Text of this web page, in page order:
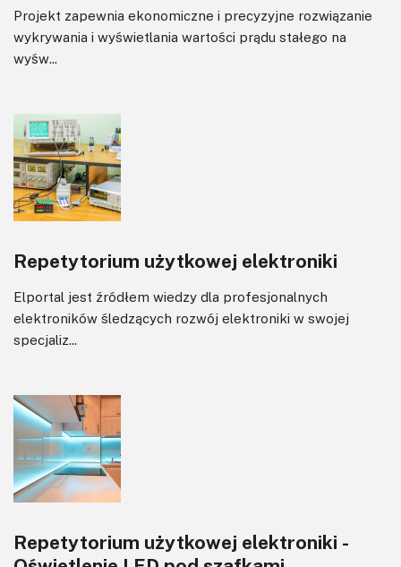
Projekt zapewnia ekonomiczne i precyzyjne rozwiązanie
wykrywania i wyświetlania wartości prądu stałego na
wyśw...
Repetytorium użytkowej elektroniki
Elportal jest źródłem wiedzy dla profesjonalnych
elektroników śledzących rozwój elektroniki w swojej
specjaliz...
Repetytorium użytkowej elektroniki -